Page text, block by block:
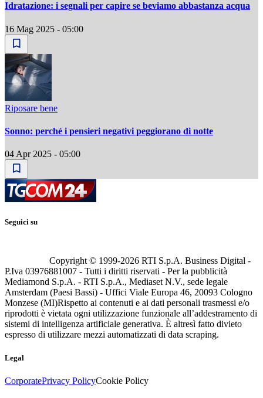
Idratazione: i segnali per capire se beviamo abbastanza acqua
16 Mag 2025 - 05:00
Riposare bene
Sonno: perché i pensieri negativi peggiorano di notte
04 Apr 2025 - 05:00
Seguici su
Copyright © 1999-2026 RTI S.p.A. Business Digital -
P.Iva 03976881007 - Tutti i diritti riservati - Per la pubblicità
Mediamond S.p.A. - RTI S.p.A., Mediaset N.V., sede legale
Amsterdam (Paesi Bassi) - Uffici Viale Europa 46, 20093 Cologno
Monzese (MI)Rispetto ai contenuti e ai dati personali trasmessi e/o
riprodotti è vietata ogni utilizzazione funzionale all’addestramento di
sistemi di intelligenza artificiale generativa. È altresì fatto divieto
espresso di utilizzare mezzi automatizzati di data scraping.
Legal
CorporatePrivacy PolicyCookie Policy